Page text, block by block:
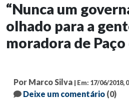
“Nunca um
olhado para a
moradora de
Por Marco Silva | Em: 17/06/2018,
Deixe um comentário (0)